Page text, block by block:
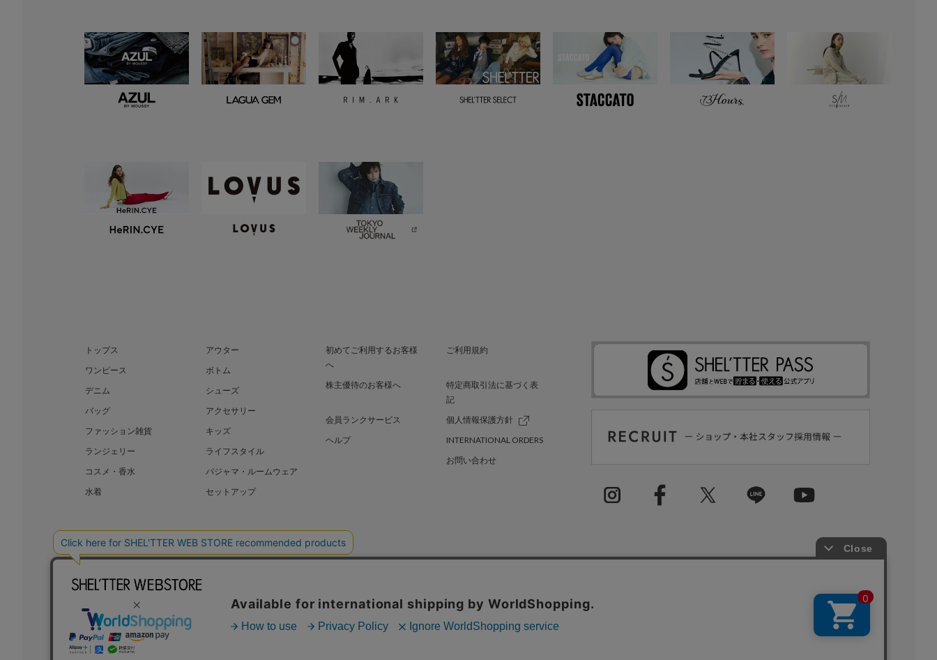
トップス
アウター
ワンピース
ボトム
デニム
シューズ
バッグ
アクセサリー
ファッション雑貨
キッズ
ランジェリー
ライフスタイル
コスメ・香水
パジャマ・ルームウェア
水着
セットアップ
初めてご利用するお客様
へ
ご利用規約
株主優待のお客様へ
特定商取引法に基づく表
記
会員ランクサービス
個人情報保護方針
ヘルプ
INTERNATIONAL ORDERS
お問い合わせ
BAROQUE JAPAN LIMITED SHEL’TTER GREEN 採用情報
COPYRIGHT © BAROQUE JAPAN LIMITED ALL RIGHTS RESERVED.